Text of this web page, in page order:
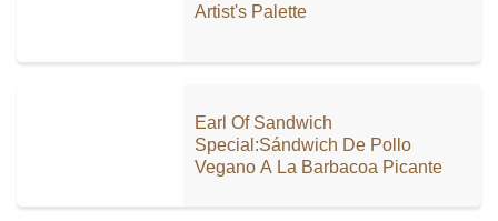
Artist's Palette
Earl Of Sandwich
Special:Sándwich De Pollo
Vegano A La Barbacoa Picante